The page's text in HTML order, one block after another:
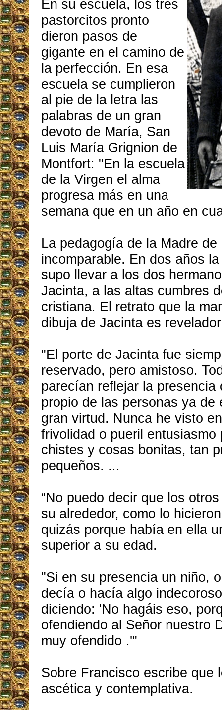
En su escuela, los tres
pastorcitos pronto
dieron pasos de
gigante en el camino de
la perfección. En esa
escuela se cumplieron
al pie de la letra las
palabras de un gran
devoto de María, San
Luis María Grignion de
Montfort: "En la escuela
de la Virgen el alma
progresa más en una
semana que en un año en
La pedagogía de la Madre de
incomparable. En dos años
supo llevar a los dos
Jacinta, a las altas cumbres
cristiana. El retrato que la
dibuja de Jacinta es
"El porte de Jacinta fue
reservado, pero amistoso.
parecían reflejar la presencia
propio de las personas ya de
gran virtud. Nunca he visto
frivolidad o pueril entusiasmo
chistes y cosas bonitas, tan
pequeños. ...
“No puedo decir que los
su alrededor, como lo
quizás porque había en ella
superior a su edad.
"Si en su presencia un niño,
decía o hacía algo
diciendo: 'No hagáis eso,
ofendiendo al Señor nuestro
muy ofendido .'"
Sobre Francisco escribe que
ascética y contemplativa.